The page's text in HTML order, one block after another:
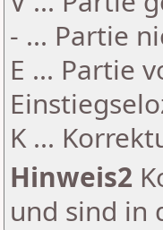
- ... Partie
E ... Partie
K ...
Hinweis2
und sind in